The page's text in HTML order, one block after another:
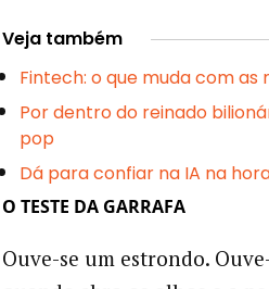
Veja também
Fintech: o que muda com as
Por dentro do reinado
pop
Dá para confiar na IA na
O TESTE DA GARRAFA
Ouve-se um estrondo.